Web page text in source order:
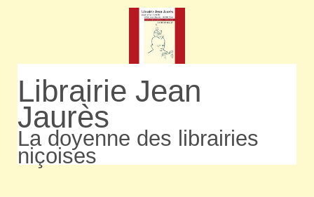
Librairie Jean
Jaurès
La doyenne des librairies
niçoises